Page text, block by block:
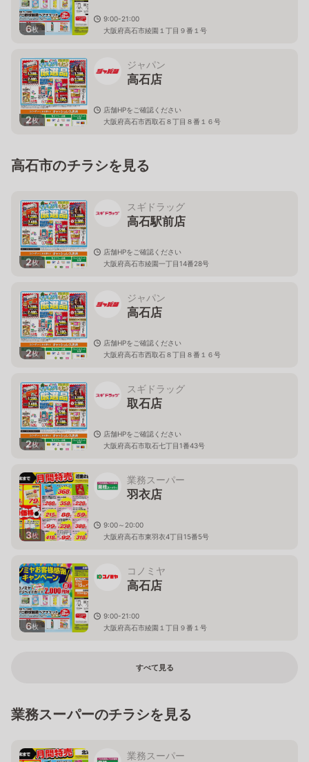
6枚
9:00-21:00
大阪府高石市綾園１丁目９番１号
2枚
ジャパン
高石店
店舗HPをご確認ください
大阪府高石市西取石８丁目８番１６号
高石市のチラシを見る
2枚
スギドラッグ
高石駅前店
店舗HPをご確認ください
大阪府高石市綾園一丁目14番28号
2枚
ジャパン
高石店
店舗HPをご確認ください
大阪府高石市西取石８丁目８番１６号
2枚
スギドラッグ
取石店
店舗HPをご確認ください
大阪府高石市取石七丁目1番43号
3枚
業務スーパー
羽衣店
9:00～20:00
大阪府高石市東羽衣4丁目15番5号
6枚
コノミヤ
高石店
9:00-21:00
大阪府高石市綾園１丁目９番１号
すべて見る
業務スーパーのチラシを見る
業務スーパー